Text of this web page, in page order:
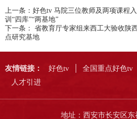
上一条： 好色tv 马院三位教师及两项课程
训“四库”“两基地”
下一条：
省教育厅专家组来西工大验收陕
点研究基地
友情链接： 好色tv 全国重点好色tv
人才引进
地址：西安市长安区东